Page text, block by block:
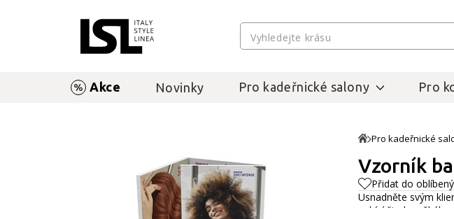
Akce Novinky Pro kadeřnické salony Pro
Pro kadeřnické
Vzorník
Přidat do
Usnadněte svým
nabízí širokou škálu